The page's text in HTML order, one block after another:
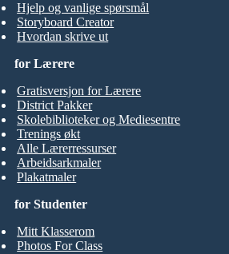
Hjelp og vanlige spørsmål
Storyboard Creator
Hvordan skrive ut
for Studenter
Mitt Klasserom
Photos For Class
for Lærere
Gratisversjon for Lærere
District Pakker
Skolebiblioteker og Mediesentre
Trenings økt
Alle Lærerressurser
Arbeidsarkmaler
Plakatmaler